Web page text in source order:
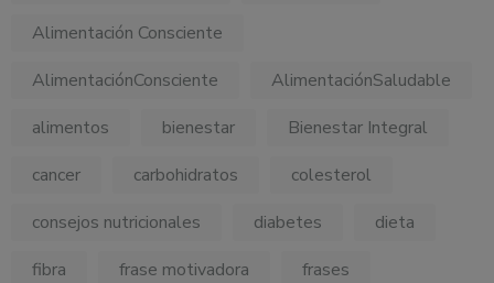
Alimentación Consciente
AlimentaciónConsciente
AlimentaciónSaludable
alimentos
bienestar
Bienestar Integral
cancer
carbohidratos
colesterol
consejos nutricionales
diabetes
dieta
fibra
frase motivadora
frases